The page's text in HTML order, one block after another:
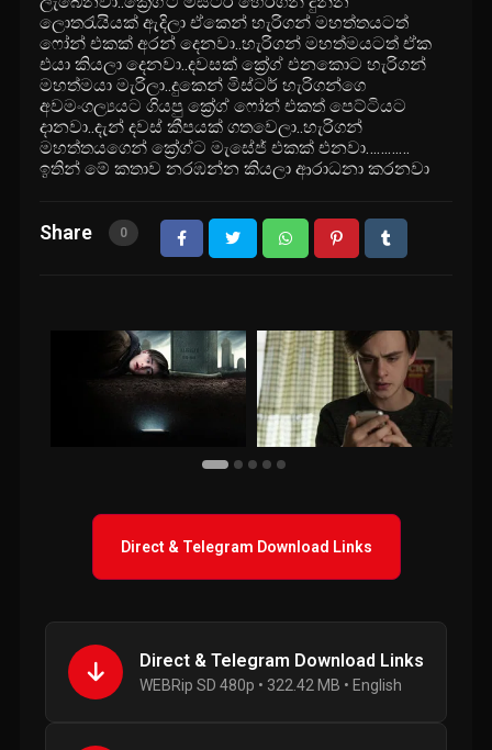
ලොතරැයියක් ඇදිලා ඒකෙන් හැරිගන් මහත්තයටත්
ෆෝන් එකක් අරන් දෙනවා..හැරිගන් මහත්මයටත් ඒක
එයා කියලා දෙනවා..දවසක් ක්‍රේග් එනකොට හැරිගන්
මහත්මයා මැරිලා..දුකෙන් මිස්ටර් හැරිගන්ගෙ
අවමංගල්‍යයට ගියපු ක්‍රේග් ෆෝන් එකත් පෙට්ටියට
දානවා..දැන් දවස් කීපයක් ගතවෙලා..හැරිගන්
මහත්තයගෙන් ක්‍රේග්ට මැසේජ් එකක් එනවා…………
ඉතින් මේ කතාව නරඹන්න කියලා ආරාධනා කරනවා
Share 0
Direct & Telegram Download Links
Direct & Telegram Download Links
WEBRip SD 480p • 322.42 MB • English